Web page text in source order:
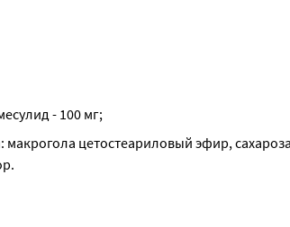
- 100 мг;
макрогола цетостеариловый эфир,